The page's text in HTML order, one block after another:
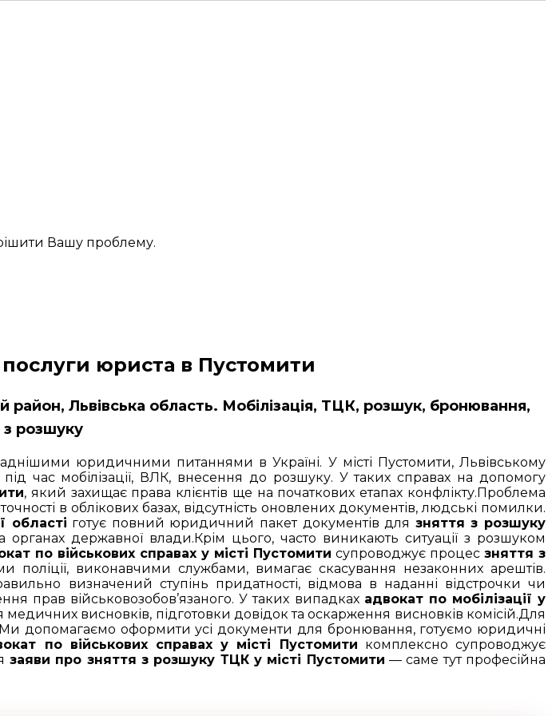
Вашу проблему.
юриста в Пустомити
район, Львівська область. Мобілізація, ТЦК, розшук, бронювання,
з розшуку
юридичними питаннями в Україні. У місті Пустомити, Львівському
час мобілізації, ВЛК, внесення до розшуку. У таких справах на допомогу
, який захищає права клієнтів ще на початкових етапах конфлікту.Проблема
в облікових базах, відсутність оновлених документів, людські помилки.
області готує повний юридичний пакет документів для зняття з розшуку
органах державної влади.Крім цього, часто виникають ситуації з розшуком
по військових справах у місті Пустомити супроводжує процес зняття з
поліції, виконавчими службами, вимагає скасування незаконних арештів.
визначений ступінь придатності, відмова в наданні відстрочки чи
прав військовозобов’язаного. У таких випадках адвокат по мобілізації у
висновків, підготовки довідок та оскарження висновків комісій.Для
допомагаємо оформити усі документи для бронювання, готуємо юридичні
по військових справах у місті Пустомити комплексно супроводжує
заяви про зняття з розшуку ТЦК у місті Пустомити — саме тут професійна